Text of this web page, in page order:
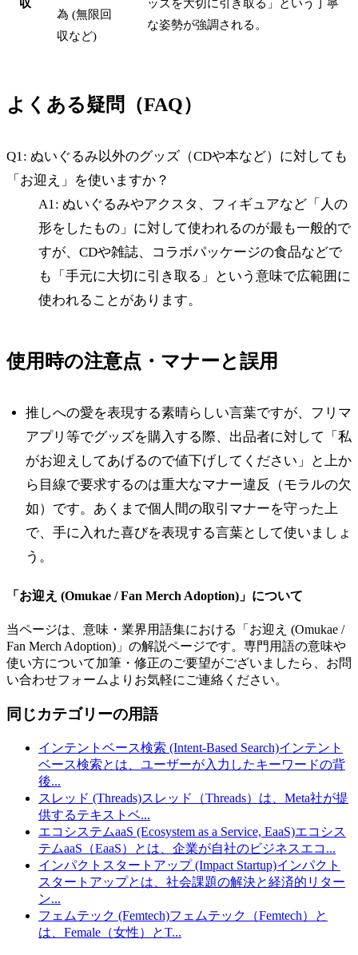
収
為 (無限回
収など)
ッズを大切に引き取る」という丁寧
な姿勢が強調される。
よくある疑問（FAQ）
Q1: ぬいぐるみ以外のグッズ（CDや本など）に対しても
「お迎え」を使いますか？
A1: ぬいぐるみやアクスタ、フィギュアなど「人の
形をしたもの」に対して使われるのが最も一般的で
すが、CDや雑誌、コラボパッケージの食品などで
も「手元に大切に引き取る」という意味で広範囲に
使われることがあります。
使用時の注意点・マナーと誤用
推しへの愛を表現する素晴らしい言葉ですが、フリマ
アプリ等でグッズを購入する際、出品者に対して「私
がお迎えしてあげるので値下げしてください」と上か
ら目線で要求するのは重大なマナー違反（モラルの欠
如）です。あくまで個人間の取引マナーを守った上
で、手に入れた喜びを表現する言葉として使いましょ
う。
「 お迎え (Omukae / Fan Merch Adoption) 」について
当ページは、意味・業界用語集における「 お迎え (Omukae /
Fan Merch Adoption) 」の解説ページです。専門用語の意味や
使い方について加筆・修正のご要望がございましたら、お問
い合わせフォームよりお気軽にご連絡ください。
同じカテゴリーの用語
インテントベース検索 (Intent-Based Search)インテント
ベース検索とは、ユーザーが入力したキーワードの背
後...
スレッド (Threads)スレッド（Threads）は、Meta社が提
供するテキストベ...
エコシステムaaS (Ecosystem as a Service, EaaS)エコシス
テムaaS（EaaS）とは、企業が自社のビジネスエコ ...
インパクトスタートアップ (Impact Startup)インパクト
スタートアップとは、社会課題の解決と経済的リター
ン...
フェムテック (Femtech)フェムテック（Femtech）と
は、Female（女性）とT...